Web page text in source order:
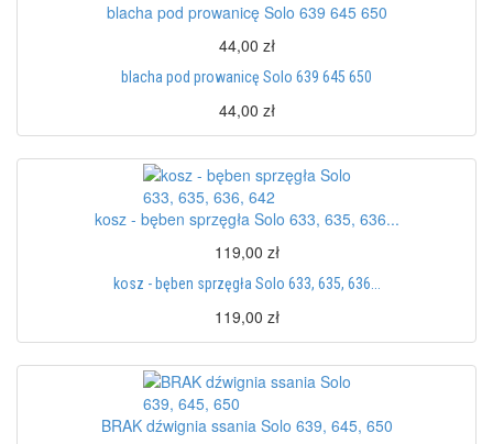
blacha pod prowanicę Solo 639 645 650
44,00 zł
blacha pod prowanicę Solo 639 645 650
44,00 zł
kosz - bęben sprzęgła Solo 633, 635, 636...
119,00 zł
kosz - bęben sprzęgła Solo 633, 635, 636...
119,00 zł
BRAK dźwignia ssania Solo 639, 645, 650